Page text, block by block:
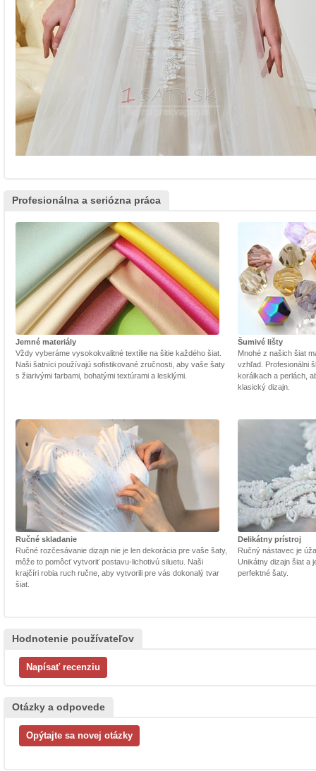
Profesionálna a seriózna práca
Jemné materiály
Vždy vyberáme vysokokvalitné textílie na šitie každého šiat.
Naši šatníci používajú sofistikované zručnosti, aby vaše šaty
s žiarivými farbami, bohatými textúrami a lesklými.
Šumivé lišty
Mnohé z našich šiat
vzhľad. Profesionálni
korálkach a perlách,
klasický dizajn.
Ručné skladanie
Ručné rozčesávanie dizajn nie je len dekorácia pre vaše šaty,
môže to pomôcť vytvoriť postavu-lichotivú siluetu. Naši
krajčíri robia ruch ručne, aby vytvorili pre vás dokonalý tvar
šiat.
Delikátny prístroj
Ručný nástavec je
Unikátny dizajn šiat a
perfektné šaty.
Hodnotenie používateľov
Otázky a odpovede